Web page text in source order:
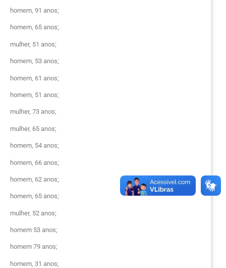
homem, 91 anos;
homem, 65 anos;
mulher, 51 anos;
homem, 53 anos;
homem, 61 anos;
homem, 51 anos;
mulher, 73 anos;
mulher, 65 anos;
homem, 54 anos;
homem, 66 anos;
homem, 62 anos;
homem, 65 anos;
mulher, 52 anos;
homem 53 anos;
homem 79 anos;
homem, 31 anos;